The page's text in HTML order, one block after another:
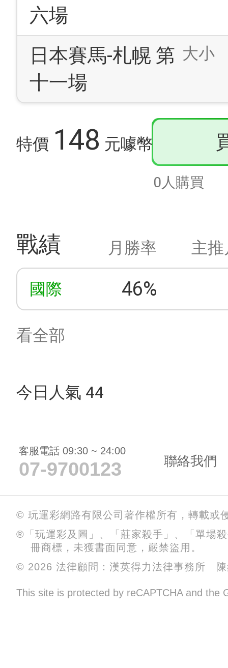
六場
日本賽馬-札幌 第
十一場
大小
特價 148 元噱幣
0人購買
戰績 月勝率 主
國際 46%
看全部
今日人氣 44
客服電話 09:30 ~ 24:00
07-9700123 聯絡我們
© 玩運彩網路有限公司著作權所有，轉載或
®「玩運彩及圖」、「莊家殺手」、「單場
冊商標，未獲書面同意，嚴禁盜用。
© 2026 法律顧問：漢英得力法律事務所 陳
This site is protected by reCAPTCHA and the